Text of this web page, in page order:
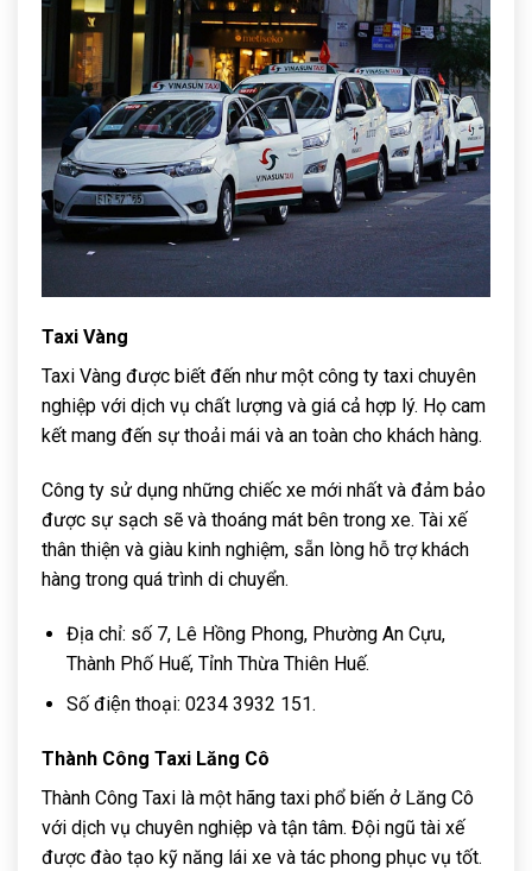
Taxi Vàng
Taxi Vàng được biết đến như một công ty taxi chuyên
nghiệp với dịch vụ chất lượng và giá cả hợp lý. Họ cam
kết mang đến sự thoải mái và an toàn cho khách hàng.
Công ty sử dụng những chiếc xe mới nhất và đảm bảo
được sự sạch sẽ và thoáng mát bên trong xe. Tài xế
thân thiện và giàu kinh nghiệm, sẵn lòng hỗ trợ khách
hàng trong quá trình di chuyển.
Địa chỉ: số 7, Lê Hồng Phong, Phường An Cựu,
Thành Phố Huế, Tỉnh Thừa Thiên Huế.
Số điện thoại: 0234 3932 151.
Thành Công Taxi Lăng Cô
Thành Công Taxi là một hãng taxi phổ biến ở Lăng Cô
với dịch vụ chuyên nghiệp và tận tâm. Đội ngũ tài xế
được đào tạo kỹ năng lái xe và tác phong phục vụ tốt.